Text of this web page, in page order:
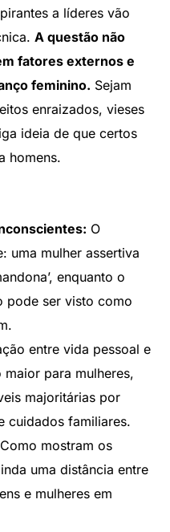
a líderes vão
A questão não
fatores externos e
feminino. Sejam
enraizados, vieses
ideia de que certos
homens.
O
uma mulher assertiva
enquanto o
pode ser visto como
entre vida pessoal e
para mulheres,
majoritárias por
cuidados familiares.
Como mostram os
uma distância entre
e mulheres em